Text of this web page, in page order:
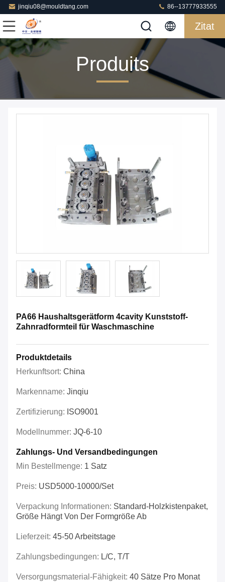
jinqiu08@mouldtang.com 86--13777933555
Zitat
Produits
PA66 Haushaltsgerätform 4cavity Kunststoff-
Zahnradformteil für Waschmaschine
Produktdetails
Herkunftsort: China
Markenname: Jinqiu
Zertifizierung: ISO9001
Modellnummer: JQ-6-10
Zahlungs- Und Versandbedingungen
Min Bestellmenge: 1 Satz
Preis: USD5000-10000/set
Verpackung Informationen: Standard-Holzkistenpaket,
Größe Hängt Von Der Formgröße Ab
Lieferzeit: 45-50 Arbeitstage
Zahlungsbedingungen: L/C, T/T
Versorgungsmaterial-Fähigkeit: 40 Sätze Pro Monat